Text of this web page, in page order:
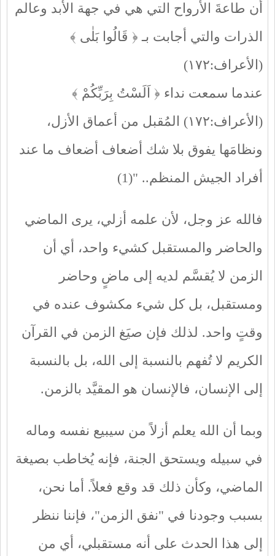
أن طاعةَ الأرواح التي هي في جهة الأبد وعالم
الذرات والتي أجابت بـ ﴿ قَالُوا بَلٰى ﴾
(الأعراف:١٧٢)
عندما سمعت نداء ﴿ اَلَسْتُ بِرَبِّكُمْ ﴾
(الأعراف:١٧٢) المُقبل من أعماق الأزل،
ونظامَها يفوق بلا شك أضعاف أضعاف ما عند
أفراد الجيش المنظم.. "(1)
فالله عز وجل، لأن علمه أزلي، يرى الماضي
والحاضر والمستقبل كشيء واحد، أي أن
الزمن لا يُقسَّم لديه إلى ماضٍ وحاضر
ومستقبل، بل كل شيء مكشوف عنده في
وقتٍ واحد. لذلك فإن صيَغ الزمن في القرآن
الكريم لا تُفهم بالنسبة إلى الله، بل بالنسبة
إلى الإنسان، فالإنسان هو المقيَّد بالزمن.
وبما أن الله يعلم أزلاً من سيبيع نفسه وماله
في سبيله ويستحق الجنة، فإنه يُخاطب بصيغة
الماضي، وكأن ذلك قد وقع فعلاً. أما نحن،
بسبب وجودنا في "نفق الزمن"، فإننا ننظر
إلى هذا الحدث على أنه مستقبلي، أي من